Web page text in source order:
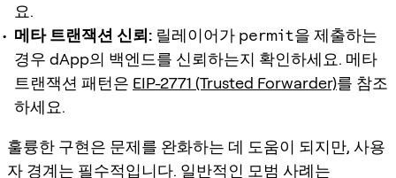
요.
메타 트랜잭션 신뢰: 릴레이어가 permit을 제출하는
경우 dApp의 백엔드를 신뢰하는지 확인하세요. 메타
트랜잭션 패턴은 EIP-2771 (Trusted Forwarder)를 참조
하세요.
훌륭한 구현은 문제를 완화하는 데 도움이 되지만, 사용
자 경계는 필수적입니다. 일반적인 모범 사례는